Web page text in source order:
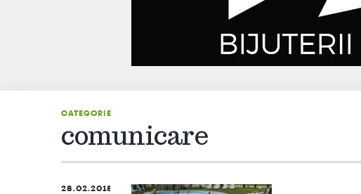
CATEGORIE
comunicare
28.02.2018